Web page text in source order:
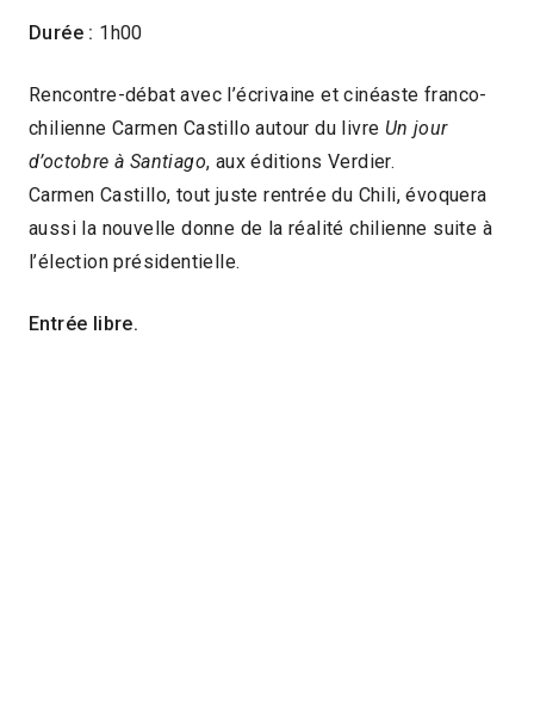
Durée : 1h00
Rencontre-débat avec l’écrivaine et cinéaste franco-
chilienne Carmen Castillo autour du livre Un jour
d’octobre à Santiago, aux éditions Verdier.
Carmen Castillo, tout juste rentrée du Chili, évoquera
aussi la nouvelle donne de la réalité chilienne suite à
l’élection présidentielle.
Entrée libre.